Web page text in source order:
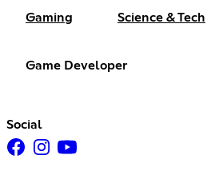
Gaming Science & Tech
Game Developer
Social